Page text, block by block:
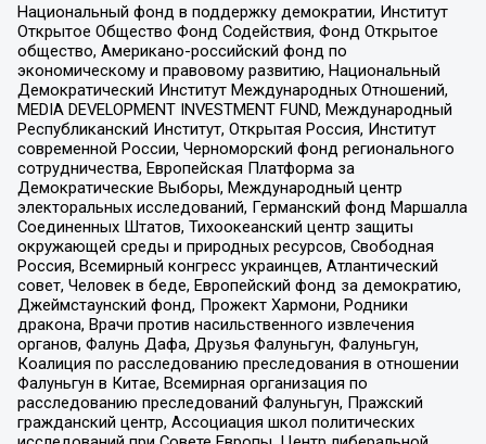
Национальный фонд в поддержку демократии, Институт
Открытое Общество Фонд Содействия, Фонд Открытое
общество, Американо-российский фонд по
экономическому и правовому развитию, Национальный
Демократический Институт Международных Отношений,
MEDIA DEVELOPMENT INVESTMENT FUND, Международный
Республиканский Институт, Открытая Россия, Институт
современной России, Черноморский фонд регионального
сотрудничества, Европейская Платформа за
Демократические Выборы, Международный центр
электоральных исследований, Германский фонд Маршалла
Соединенных Штатов, Тихоокеанский центр защиты
окружающей среды и природных ресурсов, Свободная
Россия, Всемирный конгресс украинцев, Атлантический
совет, Человек в беде, Европейский фонд за демократию,
Джеймстаунский фонд, Прожект Хармони, Родники
дракона, Врачи против насильственного извлечения
органов, Фалунь Дафа, Друзья Фалуньгун, Фалуньгун,
Коалиция по расследованию преследования в отношении
Фалуньгун в Китае, Всемирная организация по
расследованию преследований Фалуньгун, Пражский
гражданский центр, Ассоциация школ политических